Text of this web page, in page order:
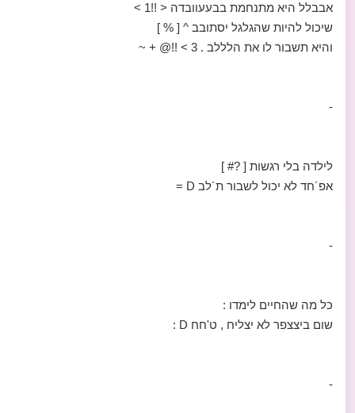
אבבלל היא מתנחמת בבעעוובדה < !!1 >
שיכול להיות שהגלגל יסתובב ^ [ % ]
והיא תשבור לו את הלללב . 3 > !!@ + ~
-
לילדה בלי רגשות [ ?# ]
אפ´חד לא יכול לשבור ת´לב D =
-
כל מה שהחיים לימדו :
שום ביצצפר לא יצליח , ט'חח D :
-